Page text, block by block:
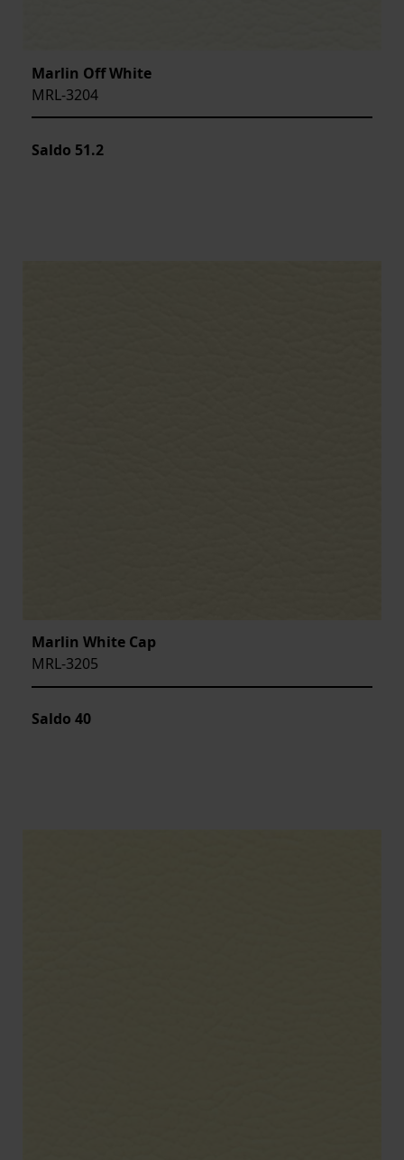
Marlin Off White
MRL-3204
Saldo 51.2
Marlin White Cap
MRL-3205
Saldo 40